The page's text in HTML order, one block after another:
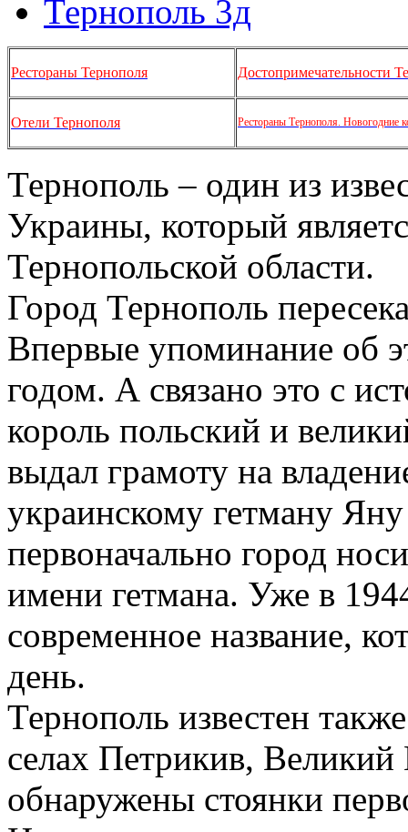
Тернополь 3д
Рестораны Тернополя Достопримечательности
Отели Тернополя Рестораны Тернополя. Новогодние
Тернополь – один из
Украины, который
Тернопольской области.
Город Тернополь
Впервые упоминание об
годом. А связано это с
король польский и
выдал грамоту на
украинскому гетману
первоначально город
имени гетмана. Уже в
современное название,
день.
Тернополь известен
селах Петрикив,
обнаружены стоянки